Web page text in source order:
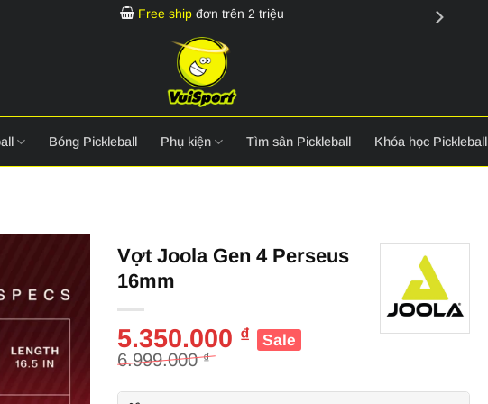
Free ship đơn trên 2 triệu
Bóng Pickleball Phụ kiện Tìm sân Pickleball Khóa học Pickleball
Vợt Joola Gen 4 Perseus
16mm
6.999.000₫
Giá
5.350.000 ₫
Giá